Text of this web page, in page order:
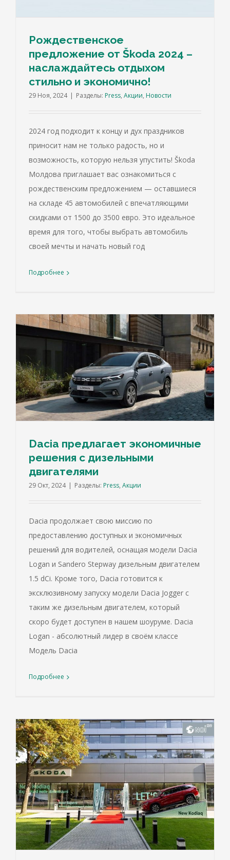
Рождественское
предложение от Škoda 2024 –
наслаждайтесь отдыхом
стильно и экономично!
29 Ноя, 2024 | Разделы: Press, Акции, Новости
2024 год подходит к концу и дух праздников
приносит нам не только радость, но и
возможность, которую нельзя упустить! Škoda
Молдова приглашает вас ознакомиться с
рождественским предложением — оставшиеся
на складе 45 автомобилей с впечатляющими
скидками от 1500 до 3500 евро. Это идеальное
время для того, чтобы выбрать автомобиль
своей мечты и начать новый год
Подробнее
Dacia предлагает экономичные
решения с дизельными
двигателями
29 Окт, 2024 | Разделы: Press, Акции
Dacia продолжает свою миссию по
предоставлению доступных и экономичных
решений для водителей, оснащая модели Dacia
Logan и Sandero Stepway дизельным двигателем
1.5 dCi. Кроме того, Dacia готовится к
эксклюзивному запуску модели Dacia Jogger с
таким же дизельным двигателем, который
скоро будет доступен в нашем шоуруме. Dacia
Logan - абсолютный лидер в своём классе
Модель Dacia
Подробнее